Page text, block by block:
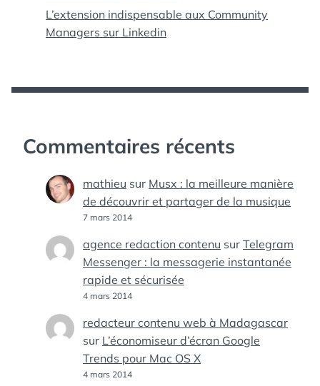
L’extension indispensable aux Community
Managers sur Linkedin
Commentaires récents
mathieu sur Musx : la meilleure manière
de découvrir et partager de la musique
7 mars 2014
agence redaction contenu sur Telegram
Messenger : la messagerie instantanée
rapide et sécurisée
4 mars 2014
redacteur contenu web à Madagascar
sur L’économiseur d’écran Google
Trends pour Mac OS X
4 mars 2014